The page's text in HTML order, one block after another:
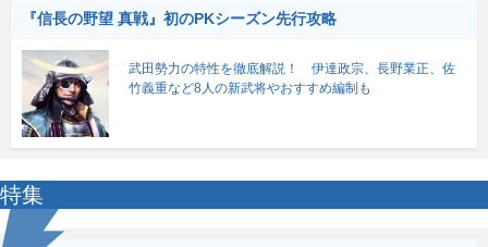
『信長の野望 真戦』初のPKシーズン先行攻略
武田勢力の特性を徹底解説！ 伊達政宗、長野業正、佐
竹義重など8人の新武将やおすすめ編制も
特集